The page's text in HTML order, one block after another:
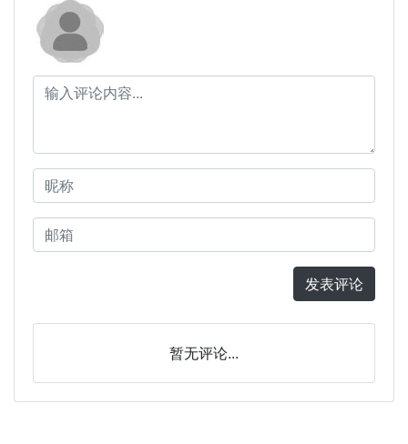
发表评论
暂无评论...